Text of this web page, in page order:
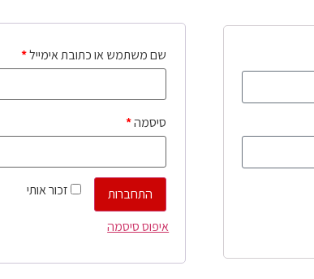
שם משתמש או כתובת אימייל*
סיסמה*
זכור אותי
התחברות
איפוס סיסמה